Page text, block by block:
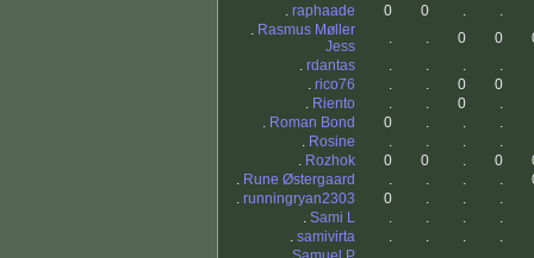
. raphaade 0 0 .
.
. Rasmus Møller
Jess
. . 0 0
. rdantas . . .
.
. rico76 . . 0
0
. Riento . . 0
.
. Roman Bond 0 . .
.
. Rosine . . .
.
. Rozhok 0 0 . 0
. Rune Østergaard . . . .
. runningryan2303 0 . .
.
. Sami L . . .
.
. samivirta . . .
.